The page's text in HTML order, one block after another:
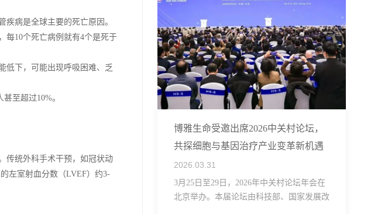
疾病是全球主要的死亡原因。
每10个死亡病例就有4个是死于
低下，可能出现呼吸困难、乏
至超过10%。
传统外科手术干预，如冠状动
左室射血分数（LVEF）约3-
博雅生命受邀出席2026中关村论坛，
共探细胞与基因治疗产业变革新机遇
2026.03.31
3月25日至29日，2026年中关村论坛年会在
北京举办。本届论坛由科技部、国家发展改